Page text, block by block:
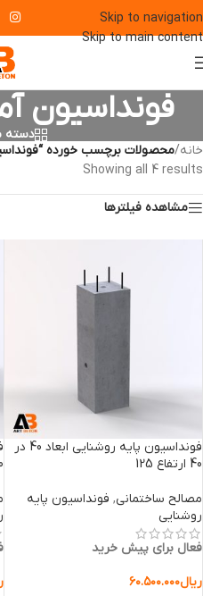
Skip to navigation
Skip to main content
فونداسیون
دسته
خانه/محصولات برچسب خورده
Showing all 4 results
مشاهده فیلترها
فونداسیون پایه روشنایی ابعاد 40 در
40 ارتفاع 125
مصالح ساختمانی, فونداسیون پایه
روشنایی
فعال برای پیش خرید
ریال۶۰.۵۰۰.۰۰۰